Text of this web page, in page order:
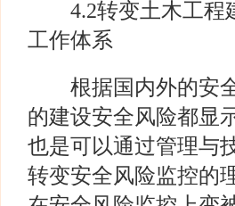
4.2转变土木工程
工作体系
根据国内外的安全
的建设安全风险都显
也是可以通过管理与
转变安全风险监控的